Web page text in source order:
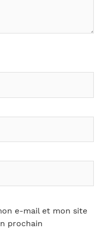
e-mail et mon site
prochain